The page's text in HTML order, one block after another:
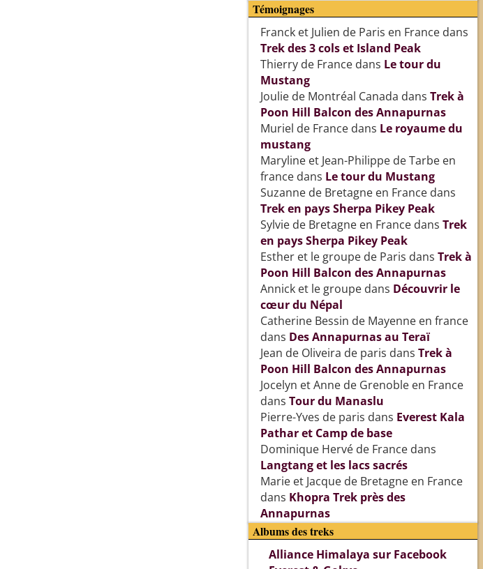
Témoignages
Franck et Julien de Paris en Francedans
Trek des 3 cols et Island Peak
Thierry de Francedans Le tour du
Mustang
Joulie de Montréal Canada dans Trek à
Poon Hill Balcon des Annapurnas
Muriel de Francedans Le royaume du
mustang
Maryline et Jean-Philippe de Tarbe en
francedans Le tour du Mustang
Suzanne de Bretagne en Francedans
Trek en pays Sherpa Pikey Peak
Sylvie de Bretagne en Francedans Trek
en pays Sherpa Pikey Peak
Esther et le groupe de Paris dans Trek à
Poon Hill Balcon des Annapurnas
Annick et le groupedans Découvrir le
cœur du Népal
Catherine Bessin de Mayenne en france
dans Des Annapurnas au Teraï
Jean de Oliveira de paris dans Trek à
Poon Hill Balcon des Annapurnas
Jocelyn et Anne de Grenoble en France
dans Tour du Manaslu
Pierre-Yves de paris dans Everest Kala
Pathar et Camp de base
Dominique Hervé de Francedans
Langtang et les lacs sacrés
Marie et Jacque de Bretagne en France
dans Khopra Trek près des
Annapurnas
Albums des treks
Alliance Himalaya sur Facebook